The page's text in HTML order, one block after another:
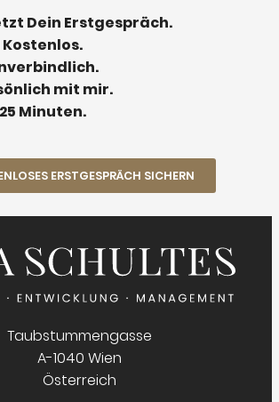
Dein Erstgespräch.
Kostenlos.
mit mir.
25 Minuten.
ERSTGESPRÄCH SICHERN
Taubstummengasse
A-1040 Wien
Österreich